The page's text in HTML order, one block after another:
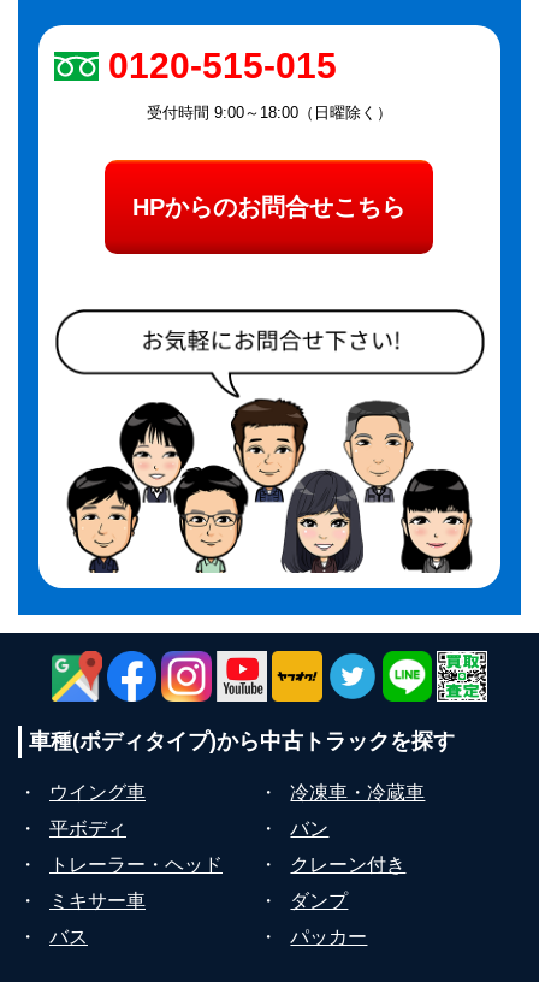
0120-515-015
受付時間 9:00～18:00（日曜除く）
HPからのお問合せこちら
車種(ボディタイプ)から中古トラックを探す
・ ウイング車 ・
冷凍車・冷蔵車
・
平ボディ ・
バン
・
トレーラー・ヘッド ・
クレーン付き
・
ミキサー車 ・
ダンプ
・
バス ・ パッカー